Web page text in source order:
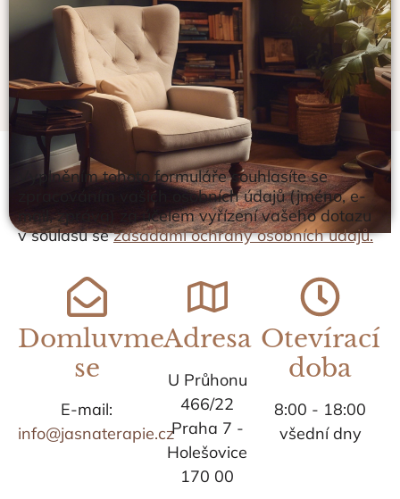
Vyplněním tohoto formuláře souhlasíte se
zpracováním vašich osobních údajů (jméno, e-
mail, zpráva) za účelem vyřízení vašeho dotazu
v soulasu sezásadami ochrany osobních údajů.
Domluvme
se
E-mail:
info@jasnaterapie.cz
Adresa
U Průhonu
466/22
Praha 7 -
Holešovice
170 00
Otevírací
doba
8:00 - 18:00
všední dny